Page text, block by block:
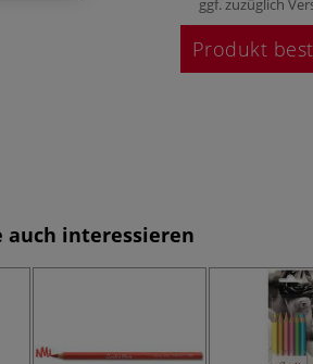
ggf. zuzüglich
Produkt
auch interessieren